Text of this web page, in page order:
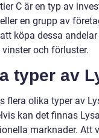
C är en typ av
en grupp av
köpa dessa
vinster och förluster.
typer av
flera olika typer av
kan det finnas
marknader. Att